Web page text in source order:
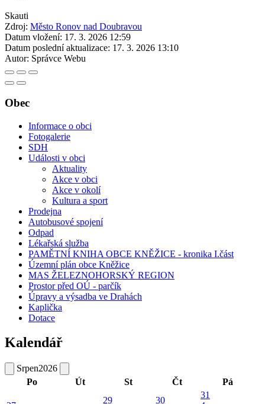
Skauti
Zdroj: Město Ronov nad Doubravou
Datum vložení: 17. 3. 2026 12:59
Datum poslední aktualizace: 17. 3. 2026 13:10
Autor: Správce Webu
Obec
Informace o obci
Fotogalerie
SDH
Události v obci
Aktuality
Akce v obci
Akce v okolí
Kultura a sport
Prodejna
Autobusové spojení
Odpad
Lékařská služba
PAMĚTNÍ KNIHA OBCE KNĚŽICE - kronika I.část
Územní plán obce Kněžice
MAS ŽELEZNOHORSKÝ REGION
Prostor před OÚ - parčík
Úpravy a výsadba ve Drahách
Kaplička
Dotace
Kalendář
Srpen2026
Po
Út St Čt Pá
29
30
31